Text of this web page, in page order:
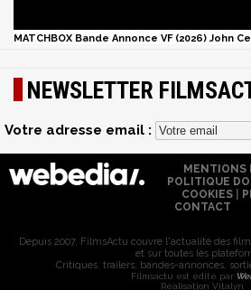
MATCHBOX Bande Annonce VF (2026) John
NEWSLETTER
Votre adresse email :
MENTIONS
POLITIQUE
COOKIES
CONTACT
Depuis 2007, FilmsActu couvre l'actualité des
et sur toutes les
Critiques, trailers, bandes-annonces,
Filmsactu est édité par
Réalisation Vitalyn